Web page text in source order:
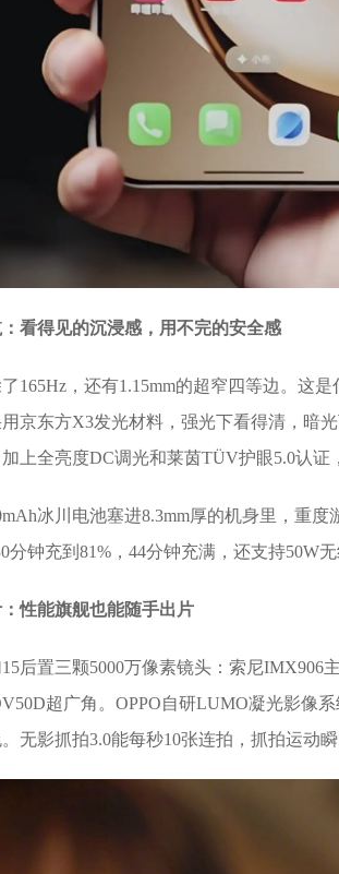
看得见的沉浸感，用不完的安全感
165Hz，还有1.15mm的超窄四等边。这
用京东方X3发光材料，强光下看得清，
上全亮度DC调光和莱茵TÜV护眼5.0认证
冰川电池塞进8.3mm厚的机身里，重
分钟充到81%，44分钟充满，还支持50W无
性能旗舰也能随手出片
后置三颗5000万像素镜头：索尼IMX906
超广角。OPPO自研LUMO凝光影像
无影抓拍3.0能每秒10张连拍，抓拍运动瞬